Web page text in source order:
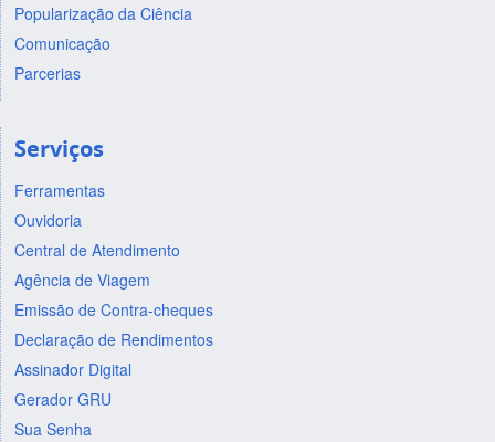
Popularização da Ciência
Comunicação
Parcerias
Serviços
Ferramentas
Ouvidoria
Central de Atendimento
Agência de Viagem
Emissão de Contra-cheques
Declaração de Rendimentos
Assinador Digital
Gerador GRU
Sua Senha